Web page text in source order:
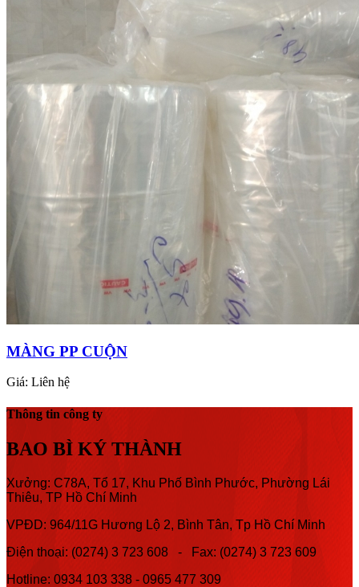
MÀNG PP CUỘN
Giá: Liên hệ
Thông tin công ty
BAO BÌ KÝ THÀNH
Xưởng: C78A, Tổ 17, Khu Phố Bình Phước, Phường Lái
Thiêu, TP Hồ Chí Minh
VPĐD: 964/11G Hương Lộ 2, Bình Tân, Tp Hồ Chí Minh
Điện thoại: (0274) 3 723 608 - Fax: (0274) 3 723 609
Hotline: 0934 103 338 - 0965 477 309